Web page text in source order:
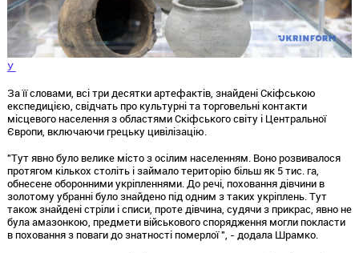
У
За її словами, всі три десятки артефактів, знайдені Скіфською
експедицією, свідчать про культурні та торговельні контакти
місцевого населення з областями Скіфського світу і Центральної
Європи, включаючи грецьку цивілізацію.
"Тут явно було велике місто з осілим населенням. Воно розвивалося
протягом кількох століть і займало територію більш як 5 тис. га,
обнесене оборонними укріпленнями. До речі, поховання дівчини в
золотому убранні було знайдено під одним з таких укріплень. Тут
також знайдені стріли і списи, проте дівчина, судячи з прикрас, явно не
була амазонкою, предмети військового спорядження могли покласти
в поховання з поваги до знатності померлої ", - додала Шрамко.